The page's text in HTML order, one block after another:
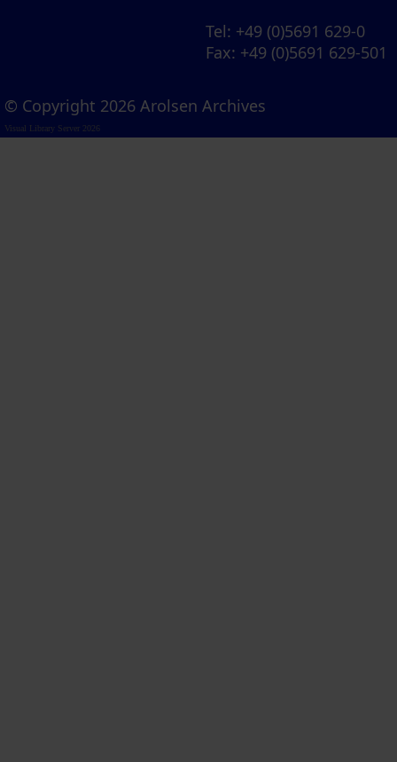
Tel: +49 (0)5691 629-0
Fax: +49 (0)5691 629-501
© Copyright 2026 Arolsen Archives
Visual Library Server 2026